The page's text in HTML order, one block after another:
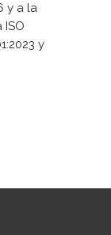
y a la
ISO
y